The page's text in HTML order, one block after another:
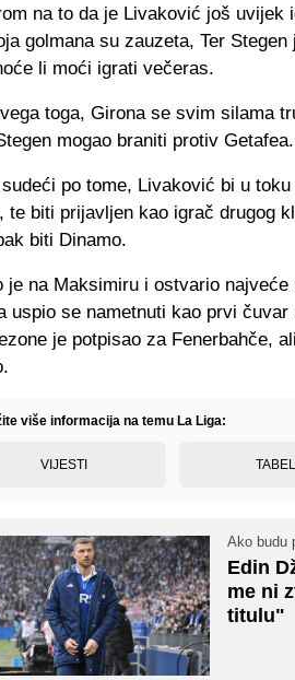
na to da je Livaković još uvijek
golmana su zauzeta, Ter
li moći igrati večeras.
toga, Girona se svim silama
mogao braniti protiv Getafea.
po tome, Livaković bi u
te biti prijavljen kao igrač drugog
biti Dinamo.
je na Maksimiru i ostvario
uspio se nametnuti kao prvi
je potpisao za Fenerbahče,
više informacija na temu La Liga:
VIJESTI
Ako budu
Edin
me ni
titulu"